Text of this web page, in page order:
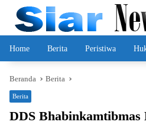
Langsung
konten
Home Berita Peristiwa
Beranda Berita
Berita
DDS Bhabinkamtibmas